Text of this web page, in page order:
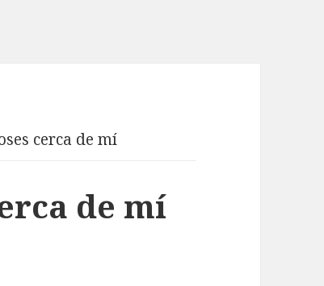
cerca de mí
de mí